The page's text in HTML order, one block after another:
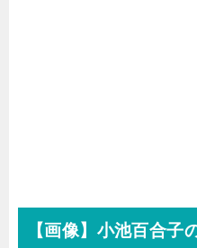
【画像】小池百合